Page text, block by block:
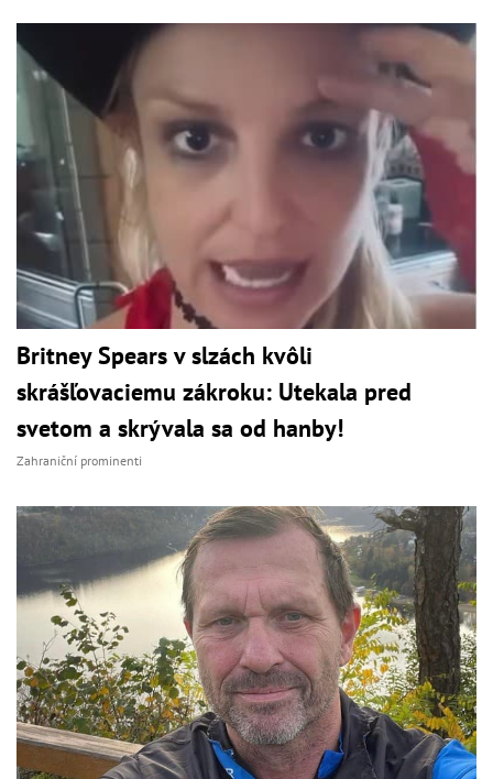
Britney Spears v slzách kvôli
skrášľovaciemu zákroku: Utekala pred
svetom a skrývala sa od hanby!
Zahraniční prominenti